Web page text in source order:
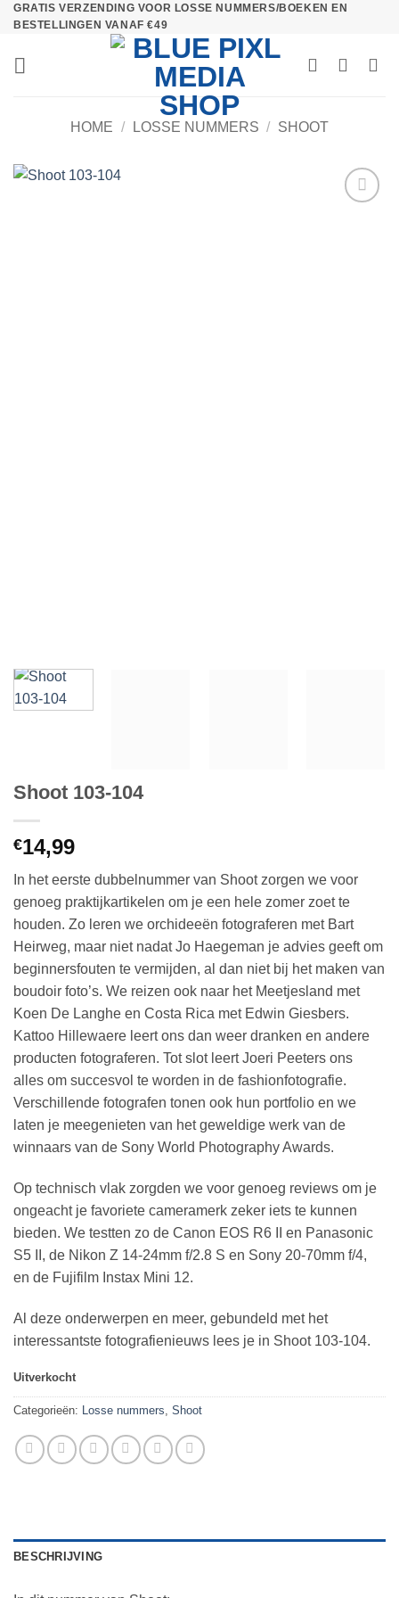
Ga
naar
inhoud
GRATIS VERZENDING VOOR LOSSE NUMMERS/BOEKEN EN
BESTELLINGEN VANAF €49
HOME / LOSSE NUMMERS / SHOOT
Shoot 103-104
€14,99
In het eerste dubbelnummer van Shoot zorgen we voor
genoeg praktijkartikelen om je een hele zomer zoet te
houden. Zo leren we orchideeën fotograferen met Bart
Heirweg, maar niet nadat Jo Haegeman je advies geeft om
beginnersfouten te vermijden, al dan niet bij het maken van
boudoir foto’s. We reizen ook naar het Meetjesland met
Koen De Langhe en Costa Rica met Edwin Giesbers.
Kattoo Hillewaere leert ons dan weer dranken en andere
producten fotograferen. Tot slot leert Joeri Peeters ons
alles om succesvol te worden in de fashionfotografie.
Verschillende fotografen tonen ook hun portfolio en we
laten je meegenieten van het geweldige werk van de
winnaars van de Sony World Photography Awards.
Op technisch vlak zorgden we voor genoeg reviews om je
ongeacht je favoriete cameramerk zeker iets te kunnen
bieden. We testten zo de Canon EOS R6 II en Panasonic
S5 II, de Nikon Z 14-24mm f/2.8 S en Sony 20-70mm f/4,
en de Fujifilm Instax Mini 12.
Al deze onderwerpen en meer, gebundeld met het
interessantste fotografienieuws lees je in Shoot 103-104.
Uitverkocht
Categorieën: Losse nummers Shoot
BESCHRIJVING